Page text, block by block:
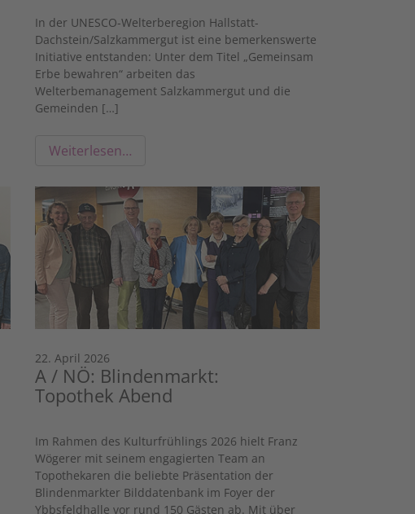
In der UNESCO-Welterberegion Hallstatt-
Dachstein/Salzkammergut ist eine bemerkenswerte
Initiative entstanden: Unter dem Titel „Gemeinsam
Erbe bewahren“ arbeiten das
Welterbemanagement Salzkammergut und die
Gemeinden […]
Weiterlesen…
22. April 2026
A / NÖ: Blindenmarkt:
Topothek Abend
Im Rahmen des Kulturfrühlings 2026 hielt Franz
Wögerer mit seinem engagierten Team an
Topothekaren die beliebte Präsentation der
Blindenmarkter Bilddatenbank im Foyer der
Ybbsfeldhalle vor rund 150 Gästen ab. Mit über